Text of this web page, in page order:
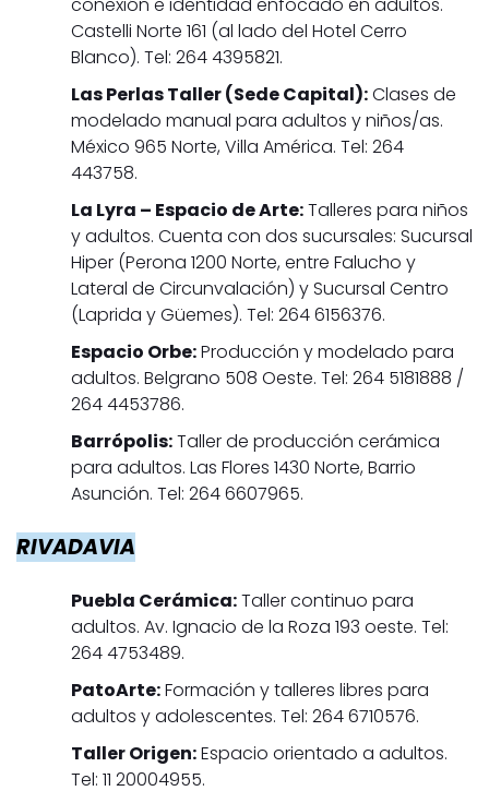
Castelli Norte 161 (al lado del Hotel Cerro
Blanco). Tel: 264 4395821.
Las Perlas Taller (Sede Capital):Clases de
modelado manual para adultos y niños/as.
México 965 Norte, Villa América. Tel: 264
443758.
La Lyra – Espacio de Arte:Talleres para niños
y adultos. Cuenta con dos sucursales: Sucursal
Hiper (Perona 1200 Norte, entre Falucho y
Lateral de Circunvalación) y Sucursal Centro
(Laprida y Güemes). Tel: 264 6156376.
Espacio Orbe:Producción y modelado para
adultos. Belgrano 508 Oeste. Tel: 264 5181888 /
264 4453786.
Barrópolis:Taller de producción cerámica
para adultos. Las Flores 1430 Norte, Barrio
Asunción. Tel: 264 6607965.
RIVADAVIA
Puebla Cerámica:Taller continuo para
adultos. Av. Ignacio de la Roza 193 oeste. Tel:
264 4753489.
PatoArte:Formación y talleres libres para
adultos y adolescentes. Tel: 264 6710576.
Taller Origen:Espacio orientado a adultos.
Tel: 11 20004955.